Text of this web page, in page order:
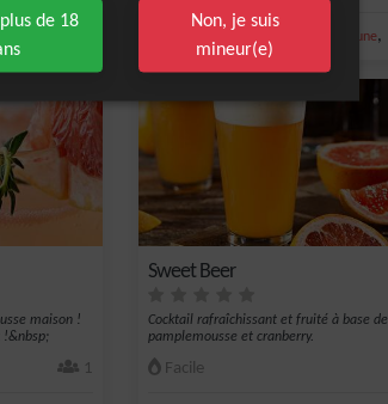
, citron jaune,
maison !
!&nbsp;
1
Sweet Beer
Cocktail rafraîchissant et fruité à base
pamplemousse et cranberry.
Facile
de 18
Non, je suis
mineur(e)